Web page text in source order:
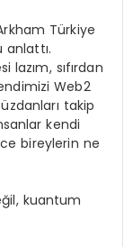
Türkiye
anlattı.
lazım, sıfırdan
Web2
takip
kendi
bireylerin ne
kuantum